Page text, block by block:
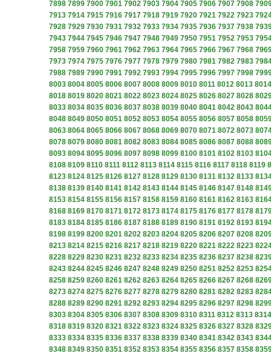
7898 7899 7900 7901 7902 7903 7904 7905 7906 7907 7908
7913 7914 7915 7916 7917 7918 7919 7920 7921 7922 7923
7928 7929 7930 7931 7932 7933 7934 7935 7936 7937 7938
7943 7944 7945 7946 7947 7948 7949 7950 7951 7952 7953
7958 7959 7960 7961 7962 7963 7964 7965 7966 7967 7968
7973 7974 7975 7976 7977 7978 7979 7980 7981 7982 7983
7988 7989 7990 7991 7992 7993 7994 7995 7996 7997 7998
8003 8004 8005 8006 8007 8008 8009 8010 8011 8012 8013 8014
8018 8019 8020 8021 8022 8023 8024 8025 8026 8027 8028
8033 8034 8035 8036 8037 8038 8039 8040 8041 8042 8043
8048 8049 8050 8051 8052 8053 8054 8055 8056 8057 8058
8063 8064 8065 8066 8067 8068 8069 8070 8071 8072 8073
8078 8079 8080 8081 8082 8083 8084 8085 8086 8087 8088
8093 8094 8095 8096 8097 8098 8099 8100 8101 8102 8103
8108 8109 8110 8111 8112 8113 8114 8115 8116 8117 8118 8119
8123 8124 8125 8126 8127 8128 8129 8130 8131 8132 8133
8138 8139 8140 8141 8142 8143 8144 8145 8146 8147 8148
8153 8154 8155 8156 8157 8158 8159 8160 8161 8162 8163
8168 8169 8170 8171 8172 8173 8174 8175 8176 8177 8178
8183 8184 8185 8186 8187 8188 8189 8190 8191 8192 8193
8198 8199 8200 8201 8202 8203 8204 8205 8206 8207 8208
8213 8214 8215 8216 8217 8218 8219 8220 8221 8222 8223
8228 8229 8230 8231 8232 8233 8234 8235 8236 8237 8238
8243 8244 8245 8246 8247 8248 8249 8250 8251 8252 8253
8258 8259 8260 8261 8262 8263 8264 8265 8266 8267 8268
8273 8274 8275 8276 8277 8278 8279 8280 8281 8282 8283
8288 8289 8290 8291 8292 8293 8294 8295 8296 8297 8298
8303 8304 8305 8306 8307 8308 8309 8310 8311 8312 8313 8314
8318 8319 8320 8321 8322 8323 8324 8325 8326 8327 8328
8333 8334 8335 8336 8337 8338 8339 8340 8341 8342 8343
8348 8349 8350 8351 8352 8353 8354 8355 8356 8357 8358